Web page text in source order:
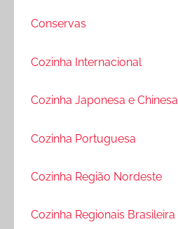
Conservas
Cozinha Internacional
Cozinha Japonesa e Chinesa
Cozinha Portuguesa
Cozinha Região Nordeste
Cozinha Regionais Brasileira